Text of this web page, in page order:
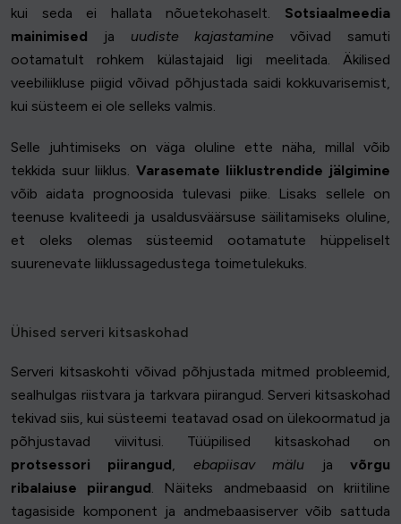
kui seda ei hallata nõuetekohaselt. Sotsiaalmeedia
mainimised ja uudiste kajastamine võivad samuti
ootamatult rohkem külastajaid ligi meelitada. Äkilised
veebiliikluse piigid võivad põhjustada saidi kokkuvarisemist,
kui süsteem ei ole selleks valmis.
Selle juhtimiseks on väga oluline ette näha, millal võib
tekkida suur liiklus. Varasemate liiklustrendide jälgimine
võib aidata prognoosida tulevasi piike. Lisaks sellele on
teenuse kvaliteedi ja usaldusväärsuse säilitamiseks oluline,
et oleks olemas süsteemid ootamatute hüppeliselt
suurenevate liiklussagedustega toimetulekuks.
Ühised serveri kitsaskohad
Serveri kitsaskohti võivad põhjustada mitmed probleemid,
sealhulgas riistvara ja tarkvara piirangud. Serveri kitsaskohad
tekivad siis, kui süsteemi teatavad osad on ülekoormatud ja
põhjustavad viivitusi. Tüüpilised kitsaskohad on
protsessori piirangud, ebapiisav mälu javõrgu
ribalaiuse piirangud. Näiteks andmebaasid on kriitiline
tagasiside komponent ja andmebaasiserver võib sattuda